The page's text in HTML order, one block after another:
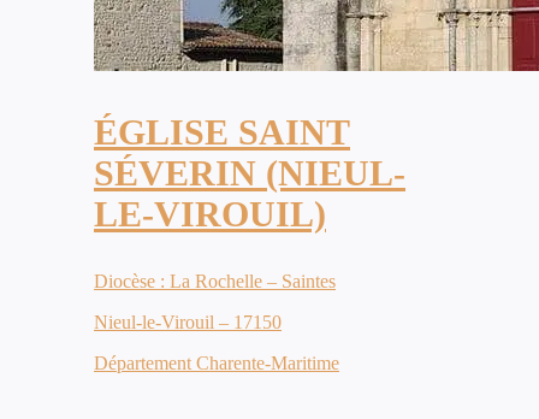
ÉGLISE SAINT
SÉVERIN (NIEUL-
LE-VIROUIL)
Diocèse : La Rochelle – Saintes
Nieul-le-Virouil – 17150
Département Charente-Maritime